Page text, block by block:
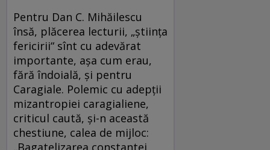
Pentru Dan C. Mihăilescu
însă, plăcerea lecturii, „ştiinţa
fericirii“ sînt cu adevărat
importante, aşa cum erau,
fără îndoială, şi pentru
Caragiale. Polemic cu adepţii
mizantropiei caragialiene,
criticul caută, şi-n această
chestiune, calea de mijloc: